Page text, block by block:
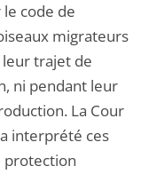
code de
migrateurs
trajet de
ni pendant leur
La Cour
interprété ces
protection